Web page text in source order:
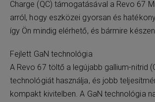
Charge (QC) támogatásával a Revo 67
arról, hogy eszközei gyorsan és
így Ön mindig elérhető, és bármire
Fejlett GaN technológia
A Revo 67 töltő a legújabb gallium-nitrid
technológiát használja, és jobb
kompakt kivitelben. A GaN technológia